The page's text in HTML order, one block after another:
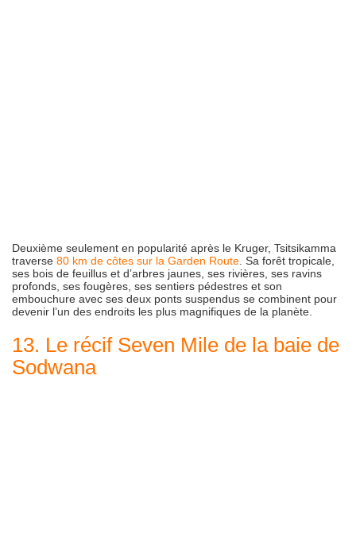
Deuxième seulement en popularité après le Kruger, Tsitsikamma
traverse 80 km de côtes sur la Garden Route . Sa forêt tropicale,
ses bois de feuillus et d’arbres jaunes, ses rivières, ses ravins
profonds, ses fougères, ses sentiers pédestres et son
embouchure avec ses deux ponts suspendus se combinent pour
devenir l’un des endroits les plus magnifiques de la planète.
13. Le récif Seven Mile de la baie de
Sodwana